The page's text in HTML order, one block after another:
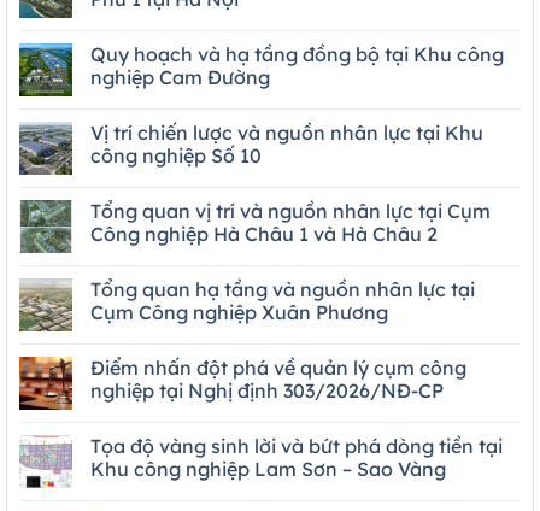
Quy hoạch và hạ tầng đồng bộ tại Khu công
nghiệp Cam Đường
Vị trí chiến lược và nguồn nhân lực tại Khu
công nghiệp Số 10
Tổng quan vị trí và nguồn nhân lực tại Cụm
Công nghiệp Hà Châu 1 và Hà Châu 2
Tổng quan hạ tầng và nguồn nhân lực tại
Cụm Công nghiệp Xuân Phương
Điểm nhấn đột phá về quản lý cụm công
nghiệp tại Nghị định 303/2026/NĐ-CP
Tọa độ vàng sinh lời và bứt phá dòng tiền tại
Khu công nghiệp Lam Sơn – Sao Vàng